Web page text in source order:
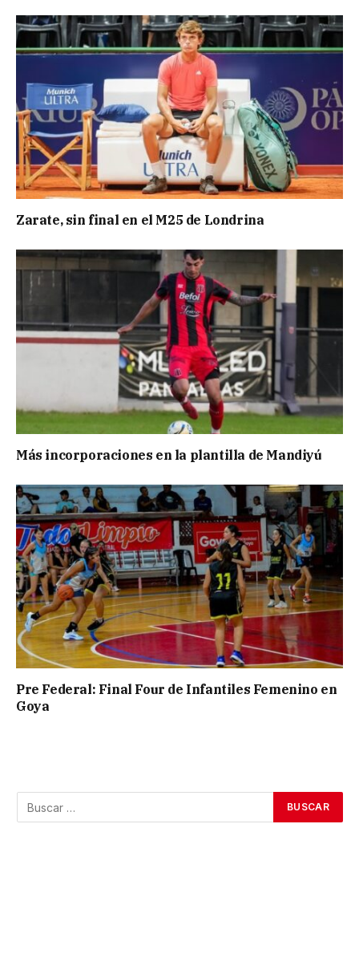
Zarate, sin final en el M25 de Londrina
Más incorporaciones en la plantilla de Mandiyú
Pre Federal: Final Four de Infantiles Femenino en
Goya